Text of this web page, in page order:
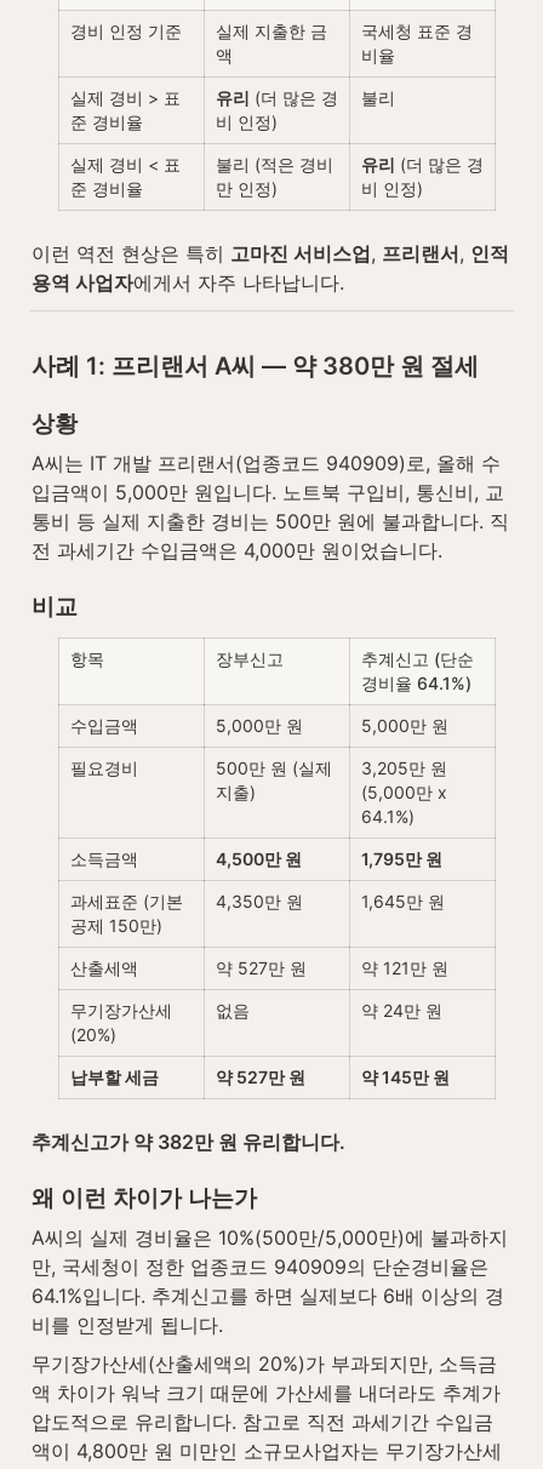
경비 인정 기준
실제 지출한 금
액
국세청 표준 경
비율
실제 경비 > 표
준 경비율
유리 (더 많은 경
비 인정)
불리
실제 경비 < 표
준 경비율
불리 (적은 경비
만 인정)
유리 (더 많은 경
비 인정)
이런 역전 현상은 특히 고마진 서비스업, 프리랜서, 인적
용역 사업자에게서 자주 나타납니다.
사례 1: 프리랜서 A씨 — 약 380만 원 절세
상황
A씨는 IT 개발 프리랜서(업종코드 940909)로, 올해 수
입금액이 5,000만 원입니다. 노트북 구입비, 통신비, 교
통비 등 실제 지출한 경비는 500만 원에 불과합니다. 직
전 과세기간 수입금액은 4,000만 원이었습니다.
비교
항목 장부신고
추계신고 (단순
경비율 64.1%)
수입금액 5,000만 원 5,000만 원
필요경비
500만 원 (실제
지출)
3,205만 원
(5,000만 x
64.1%)
소득금액 4,500만 원 1,795만 원
과세표준 (기본
공제 150만)
4,350만 원 1,645만 원
산출세액 약 527만 원 약 121만 원
무기장가산세
(20%)
없음 약 24만 원
납부할 세금 약 527만 원 약 145만 원
추계신고가 약 382만 원 유리합니다.
왜 이런 차이가 나는가
A씨의 실제 경비율은 10%(500만/5,000만)에 불과하지
만, 국세청이 정한 업종코드 940909의 단순경비율은
64.1%입니다. 추계신고를 하면 실제보다 6배 이상의 경
비를 인정받게 됩니다.
무기장가산세(산출세액의 20%)가 부과되지만, 소득금
액 차이가 워낙 크기 때문에 가산세를 내더라도 추계가
압도적으로 유리합니다. 참고로 직전 과세기간 수입금
액이 4,800만 원 미만인 소규모사업자는 무기장가산세